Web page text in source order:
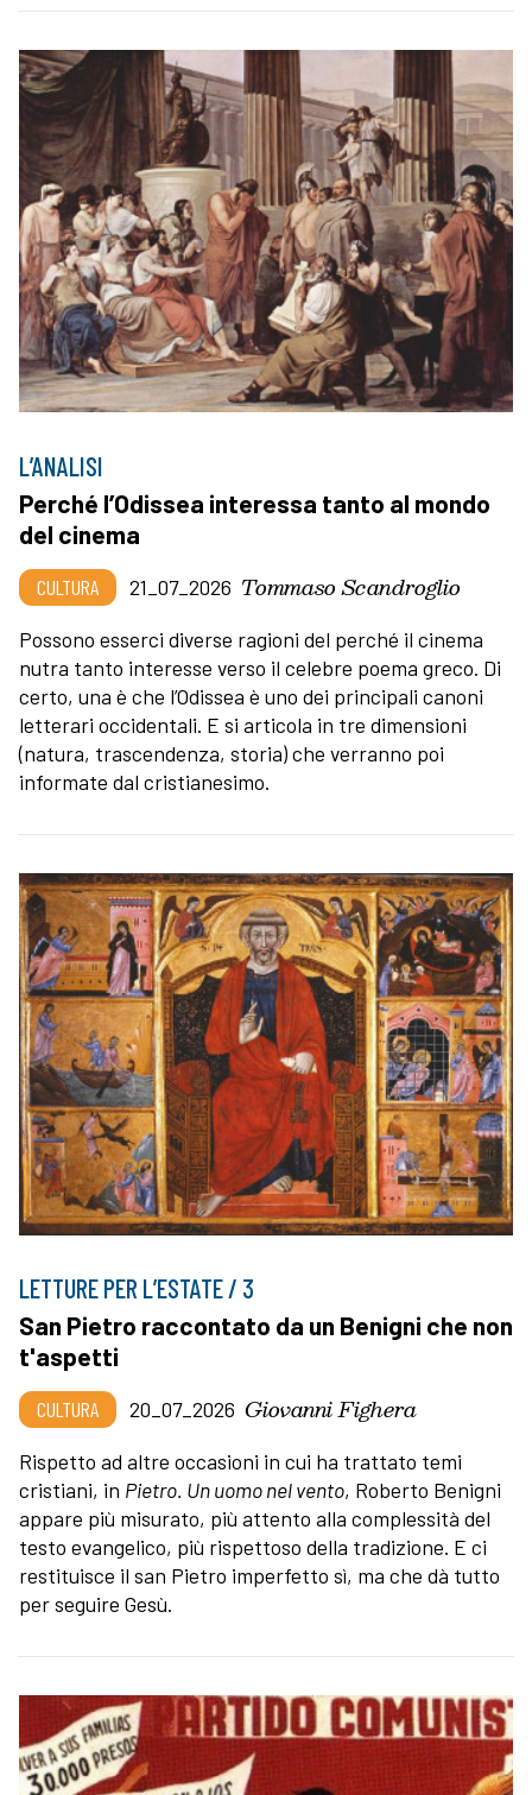
L’ANALISI
Perché l’Odissea interessa tanto al mondo
del cinema
CULTURA 21_07_2026 Tommaso Scandroglio
Possono esserci diverse ragioni del perché il cinema
nutra tanto interesse verso il celebre poema greco. Di
certo, una è che l’Odissea è uno dei principali canoni
letterari occidentali. E si articola in tre dimensioni
(natura, trascendenza, storia) che verranno poi
informate dal cristianesimo.
LETTURE PER L’ESTATE / 3
San Pietro raccontato da un Benigni che non
t'aspetti
CULTURA 20_07_2026 Giovanni Fighera
Rispetto ad altre occasioni in cui ha trattato temi
cristiani, in Pietro. Un uomo nel vento, Roberto Benigni
appare più misurato, più attento alla complessità del
testo evangelico, più rispettoso della tradizione. E ci
restituisce il san Pietro imperfetto sì, ma che dà tutto
per seguire Gesù.